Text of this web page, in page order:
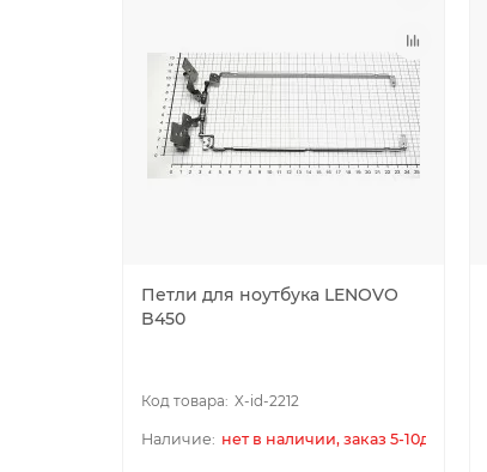
Петли для ноутбука LENOVO
B450
X-id-2212
нет в наличии, заказ 5-10дн.